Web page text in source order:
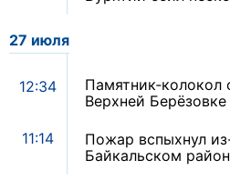
27 июля
12:34
Верхней
11:14
Пожар вспыхнул
Байкальском